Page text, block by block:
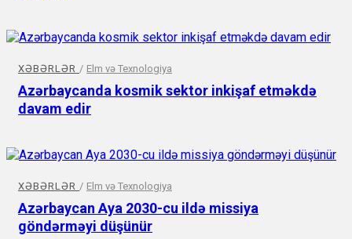
XƏBƏRLƏR / Elm və Texnologiya
Azərbaycanda kosmik sektor inkişaf etməkdə
davam edir
XƏBƏRLƏR / Elm və Texnologiya
Azərbaycan Aya 2030-cu ildə missiya
göndərməyi düşünür